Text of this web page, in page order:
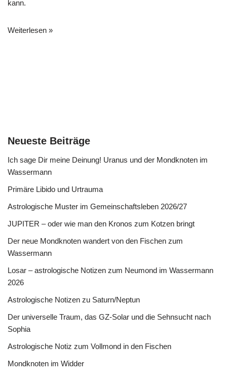
kann.
Weiterlesen »
Neueste Beiträge
Ich sage Dir meine Deinung! Uranus und der Mondknoten im
Wassermann
Primäre Libido und Urtrauma
Astrologische Muster im Gemeinschaftsleben 2026/27
JUPITER – oder wie man den Kronos zum Kotzen bringt
Der neue Mondknoten wandert von den Fischen zum
Wassermann
Losar – astrologische Notizen zum Neumond im Wassermann
2026
Astrologische Notizen zu Saturn/Neptun
Der universelle Traum, das GZ-Solar und die Sehnsucht nach
Sophia
Astrologische Notiz zum Vollmond in den Fischen
Mondknoten im Widder